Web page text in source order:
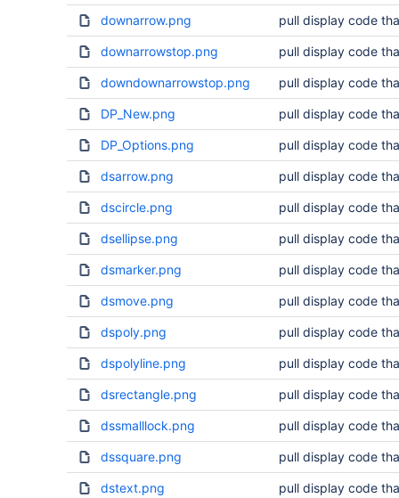
downarrow.png pull display code
downarrowstop.png pull display code
downdownarrowstop.png pull display code
DP_New.png pull display code
DP_Options.png pull display code
dsarrow.png pull display code
dscircle.png pull display code
dsellipse.png pull display code
dsmarker.png pull display code
dsmove.png pull display code
dspoly.png pull display code
dspolyline.png pull display code
dsrectangle.png pull display code
dssmalllock.png pull display code
dssquare.png pull display code
dstext.png pull display code